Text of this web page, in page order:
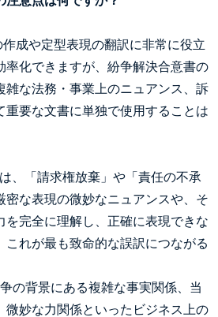
成や定型表現の翻訳に非常に役立
率化できますが、紛争解決合意書の
雑な法務・事業上のニュアンス、訴
重要な文書に単独で使用することは
、「請求権放棄」や「責任の不承
密な表現の微妙なニュアンスや、そ
を完全に理解し、正確に表現できな
これが最も致命的な誤訳につながる
の背景にある複雑な事実関係、当
微妙な力関係といったビジネス上の